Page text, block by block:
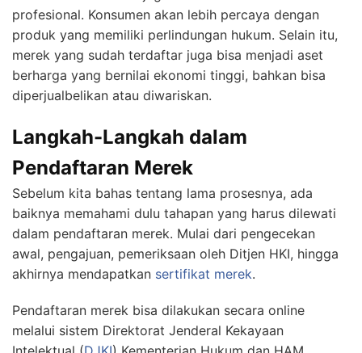
profesional. Konsumen akan lebih percaya dengan
produk yang memiliki perlindungan hukum. Selain itu,
merek yang sudah terdaftar juga bisa menjadi aset
berharga yang bernilai ekonomi tinggi, bahkan bisa
diperjualbelikan atau diwariskan.
Langkah-Langkah dalam
Pendaftaran Merek
Sebelum kita bahas tentang lama prosesnya, ada
baiknya memahami dulu tahapan yang harus dilewati
dalam pendaftaran merek. Mulai dari pengecekan
awal, pengajuan, pemeriksaan oleh Ditjen HKI, hingga
akhirnya mendapatkan sertifikat merek.
Pendaftaran merek bisa dilakukan secara online
melalui sistem Direktorat Jenderal Kekayaan